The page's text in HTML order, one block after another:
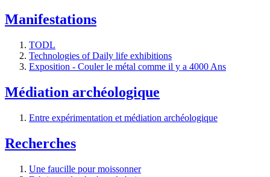
Manifestations
TODL
Technologies of Daily life exhibitions
Exposition - Couler le métal comme il y a 4000 Ans
Médiation archéologique
Entre expérimentation et médiation archéologique
Recherches
Une faucille pour moissonner